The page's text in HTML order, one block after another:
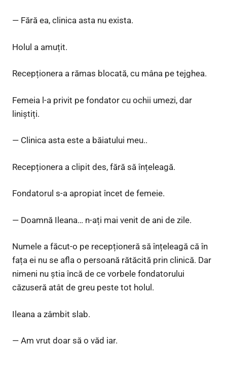
— Fără ea, clinica asta nu exista.
Holul a amuțit.
Recepționera a rămas blocată, cu mâna pe tejghea.
Femeia l-a privit pe fondator cu ochii umezi, dar
liniștiți.
— Clinica asta este a băiatului meu..
Recepționera a clipit des, fără să înțeleagă.
Fondatorul s-a apropiat încet de femeie.
— Doamnă Ileana… n-ați mai venit de ani de zile.
Numele a făcut-o pe recepționeră să înțeleagă că în
fața ei nu se afla o persoană rătăcită prin clinică. Dar
nimeni nu știa încă de ce vorbele fondatorului
căzuseră atât de greu peste tot holul.
Ileana a zâmbit slab.
— Am vrut doar să o văd iar.